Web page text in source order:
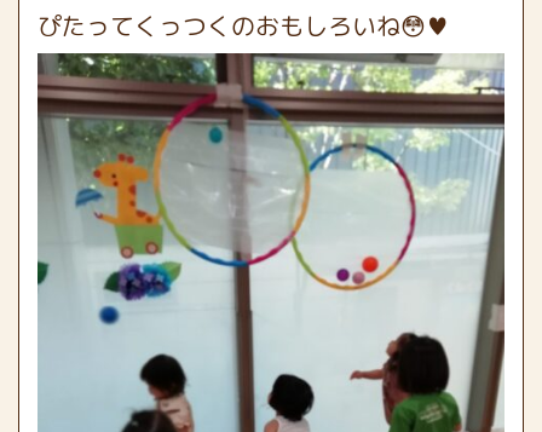
ぴたってくっつくのおもしろいね😳♥